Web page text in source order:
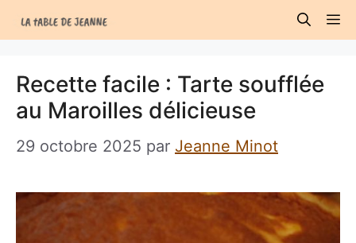
au
Recette facile : Tarte soufflée
au Maroilles délicieuse
29 octobre 2025 par Jeanne Minot